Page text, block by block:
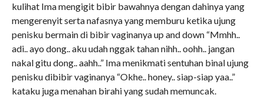
kulihat Ima mengigit bibir bawahnya dengan dahinya yang
mengerenyit serta nafasnya yang memburu ketika ujung
penisku bermain di bibir vaginanya up and down “Mmhh..
adi.. ayo dong.. aku udah nggak tahan nihh.. oohh.. jangan
nakal gitu dong.. aahh..” Ima menikmati sentuhan binal ujung
penisku dibibir vaginanya “Okhe.. honey.. siap-siap yaa..”
kataku juga menahan birahi yang sudah memuncak.